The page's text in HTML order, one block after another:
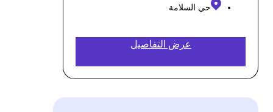
حي السلامة
عرض التفاصيل